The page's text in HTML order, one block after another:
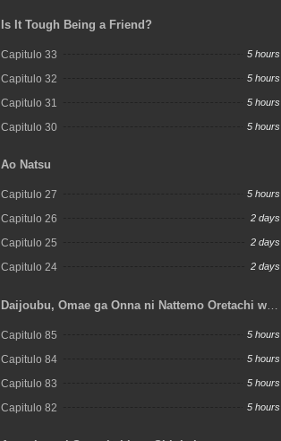
Is It Tough Being a Friend?
Capitulo 33 5 hours
Capitulo 32 5 hours
Capitulo 31 5 hours
Capitulo 30 5 hours
Ao Natsu
Capitulo 27 5 hours
Capitulo 26 2 days
Capitulo 25 2 days
Capitulo 24 2 days
Daijoubu, Omae ga Onna ni Nattemo Oretachi wa
Capitulo 85 5 hours
Capitulo 84 5 hours
Capitulo 83 5 hours
Capitulo 82 5 hours